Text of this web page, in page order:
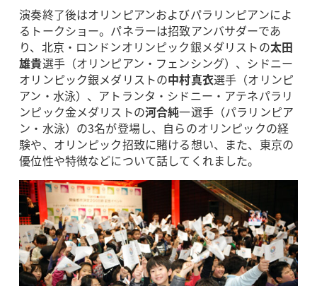
演奏終了後はオリンピアンおよびパラリンピアンによ
るトークショー。パネラーは招致アンバサダーであ
り、北京・ロンドンオリンピック銀メダリストの太田
雄貴選手（オリンピアン・フェンシング）、シドニー
オリンピック銀メダリストの中村真衣選手（オリンピ
アン・水泳）、アトランタ・シドニー・アテネパラリ
ンピック金メダリストの河合純一選手（パラリンピア
ン・水泳）の3名が登場し、自らのオリンピックの経
験や、オリンピック招致に賭ける想い、また、東京の
優位性や特徴などについて話してくれました。